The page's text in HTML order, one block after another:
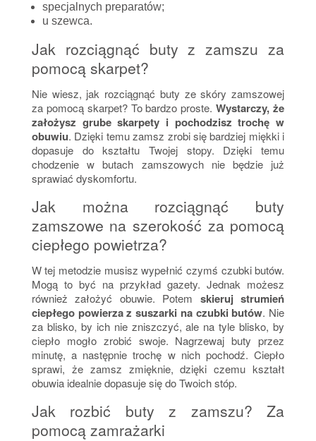
specjalnych preparatów;
u szewca.
Jak rozciągnąć buty z zamszu za
pomocą skarpet?
Nie wiesz, jak rozciągnąć buty ze skóry zamszowej
za pomocą skarpet? To bardzo proste.Wystarczy, że
założysz grube skarpety i pochodzisz trochę w
obuwiu. Dzięki temu zamsz zrobi się bardziej miękki i
dopasuje do kształtu Twojej stopy. Dzięki temu
chodzenie w butach zamszowych nie będzie już
sprawiać dyskomfortu.
Jak można rozciągnąć buty
zamszowe na szerokość za pomocą
ciepłego powietrza?
W tej metodzie musisz wypełnić czymś czubki butów.
Mogą to być na przykład gazety. Jednak możesz
również założyć obuwie. Potem skieruj strumień
ciepłego powierza z suszarki na czubki butów. Nie
za blisko, by ich nie zniszczyć, ale na tyle blisko, by
ciepło mogło zrobić swoje. Nagrzewaj buty przez
minutę, a następnie trochę w nich pochodź. Ciepło
sprawi, że zamsz zmięknie, dzięki czemu kształt
obuwia idealnie dopasuje się do Twoich stóp.
Jak rozbić buty z zamszu? Za
pomocą zamrażarki